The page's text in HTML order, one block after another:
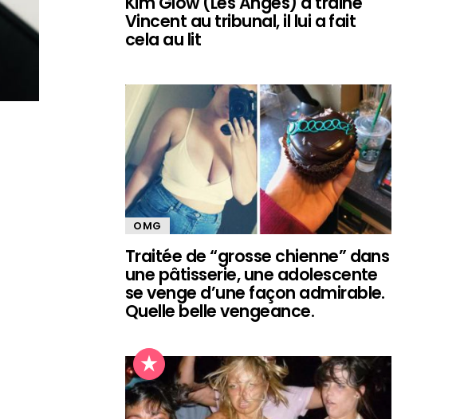
Vincent au tribunal, il lui a fait
cela au lit
OMG
Traitée de “grosse chienne” dans
une pâtisserie, une adolescente
se venge d’une façon admirable.
Quelle belle vengeance.